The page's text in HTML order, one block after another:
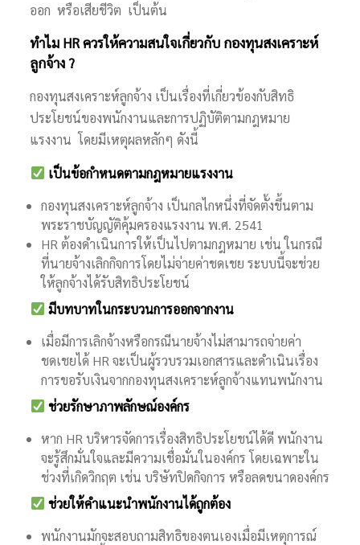
ออก หรือเสียชีวิต เป็นต้น
ทำไม HR ควรให้ความสนใจเกี่ยวกับ กองทุนสงเคราะห์
ลูกจ้าง ?
กองทุนสงเคราะห์ลูกจ้าง เป็นเรื่องที่เกี่ยวข้องกับสิทธิ
ประโยชน์ของพนักงานและการปฏิบัติตามกฎหมาย
แรงงาน โดยมีเหตุผลหลักๆ ดังนี้
เป็นข้อกำหนดตามกฎหมายแรงงาน
กองทุนสงเคราะห์ลูกจ้าง เป็นกลไกหนึ่งที่จัดตั้งขึ้นตาม
พระราชบัญญัติคุ้มครองแรงงาน พ.ศ. 2541
HR ต้องดำเนินการให้เป็นไปตามกฎหมาย เช่น ในกรณี
ที่นายจ้างเลิกกิจการโดยไม่จ่ายค่าชดเชย ระบบนี้จะช่วย
ให้ลูกจ้างได้รับสิทธิประโยชน์
มีบทบาทในกระบวนการออกจากงาน
เมื่อมีการเลิกจ้างหรือกรณีนายจ้างไม่สามารถจ่ายค่า
ชดเชยได้ HR จะเป็นผู้รวบรวมเอกสารและดำเนินเรื่อง
การขอรับเงินจากกองทุนสงเคราะห์ลูกจ้างแทนพนักงาน
ช่วยรักษาภาพลักษณ์องค์กร
หาก HR บริหารจัดการเรื่องสิทธิประโยชน์ได้ดี พนักงาน
จะรู้สึกมั่นใจและมีความเชื่อมั่นในองค์กร โดยเฉพาะใน
ช่วงที่เกิดวิกฤต เช่น บริษัทปิดกิจการ หรือลดขนาดองค์กร
ช่วยให้คำแนะนำพนักงานได้ถูกต้อง
พนักงานมักจะสอบถามสิทธิของตนเองเมื่อมีเหตุการณ์